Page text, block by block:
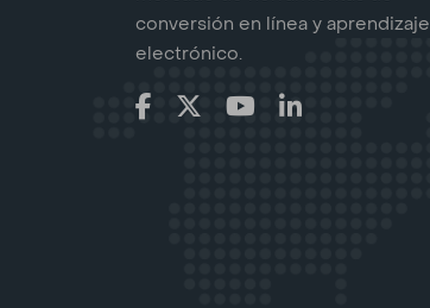
conversión en línea y aprendizaje
electrónico.